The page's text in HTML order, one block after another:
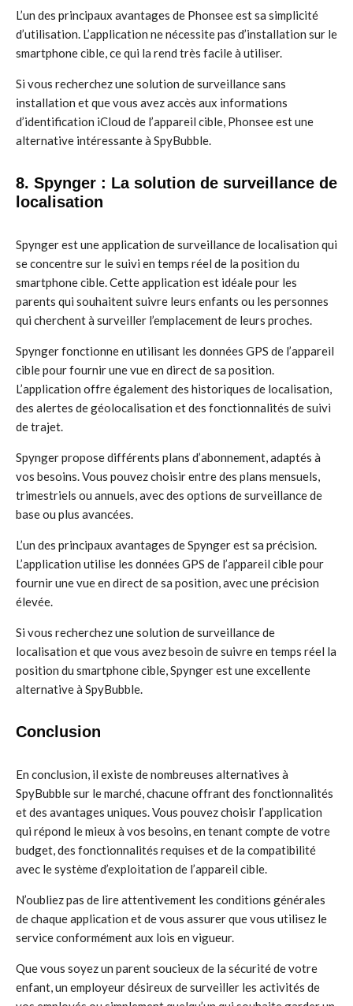
L’un des principaux avantages de Phonsee est sa simplicité
d’utilisation. L’application ne nécessite pas d’installation sur le
smartphone cible, ce qui la rend très facile à utiliser.
Si vous recherchez une solution de surveillance sans
installation et que vous avez accès aux informations
d’identification iCloud de l’appareil cible, Phonsee est une
alternative intéressante à SpyBubble.
8. Spynger : La solution de surveillance de
localisation
Spynger est une application de surveillance de localisation qui
se concentre sur le suivi en temps réel de la position du
smartphone cible. Cette application est idéale pour les
parents qui souhaitent suivre leurs enfants ou les personnes
qui cherchent à surveiller l’emplacement de leurs proches.
Spynger fonctionne en utilisant les données GPS de l’appareil
cible pour fournir une vue en direct de sa position.
L’application offre également des historiques de localisation,
des alertes de géolocalisation et des fonctionnalités de suivi
de trajet.
Spynger propose différents plans d’abonnement, adaptés à
vos besoins. Vous pouvez choisir entre des plans mensuels,
trimestriels ou annuels, avec des options de surveillance de
base ou plus avancées.
L’un des principaux avantages de Spynger est sa précision.
L’application utilise les données GPS de l’appareil cible pour
fournir une vue en direct de sa position, avec une précision
élevée.
Si vous recherchez une solution de surveillance de
localisation et que vous avez besoin de suivre en temps réel la
position du smartphone cible, Spynger est une excellente
alternative à SpyBubble.
Conclusion
En conclusion, il existe de nombreuses alternatives à
SpyBubble sur le marché, chacune offrant des fonctionnalités
et des avantages uniques. Vous pouvez choisir l’application
qui répond le mieux à vos besoins, en tenant compte de votre
budget, des fonctionnalités requises et de la compatibilité
avec le système d’exploitation de l’appareil cible.
N’oubliez pas de lire attentivement les conditions générales
de chaque application et de vous assurer que vous utilisez le
service conformément aux lois en vigueur.
Que vous soyez un parent soucieux de la sécurité de votre
enfant, un employeur désireux de surveiller les activités de